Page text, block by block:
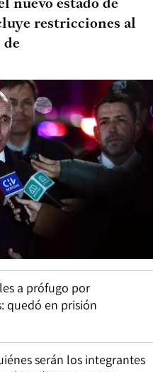
nuevo estado de
restricciones al
de
a prófugo por
quedó en prisión
serán los integrantes